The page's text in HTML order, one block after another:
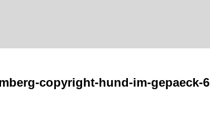
copyright-hund-im-gepaeck-6